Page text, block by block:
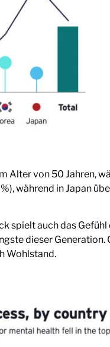
von 50 Jahren,
während in Japan
spielt auch das
dieser
Wohlstand.